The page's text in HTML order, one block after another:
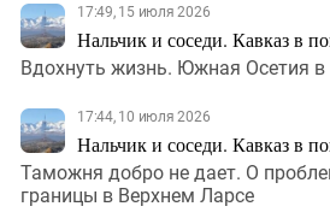
17:49, 15 июля 2026
Нальчик и соседи. Кавказ в
Вдохнуть жизнь. Южная Осетия в
17:44, 10 июля 2026
Нальчик и соседи. Кавказ в
Таможня добро не дает. О
границы в Верхнем Ларсе